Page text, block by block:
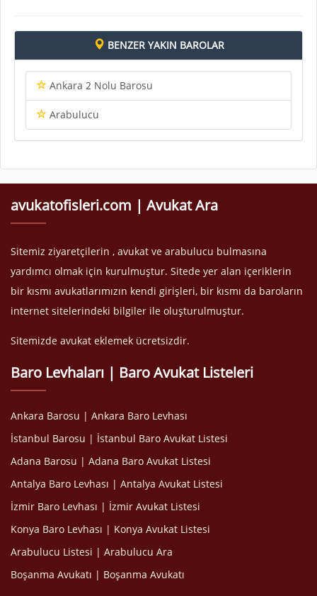
BENZER YAKIN BAROLAR
Ankara 2 Nolu Barosu
Arabulucu
avukatofisleri.com | Avukat Ara
Sitemiz ziyaretçilerin , avukat ve arabulucu bulmasına
yardımcı olmak için kurulmuştur. Sitede yer alan içeriklerin
bir kısmı avukatlarımızın kendi girişleri, bir kısmı da baroların
internet sitelerindeki bilgiler ile oluşturulmuştur.
Sitemizde avukat eklemek ücretsizdir.
Baro Levhaları | Baro Avukat Listeleri
Ankara Barosu | Ankara Baro Levhası
İstanbul Barosu | İstanbul Baro Avukat Listesi
Adana Barosu | Adana Baro Avukat Listesi
Antalya Baro Levhası | Antalya Avukat Listesi
İzmir Baro Levhası | İzmir Avukat Listesi
Konya Baro Levhası | Konya Avukat Listesi
Arabulucu Listesi | Arabulucu Ara
Boşanma Avukatı | Boşanma Avukatı